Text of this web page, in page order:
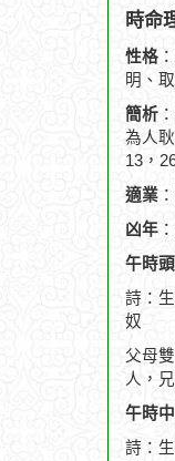
時命
性格
明、
簡析
為人
13，
適業
凶年
午時
詩：
奴
父母
人，
午時
詩：